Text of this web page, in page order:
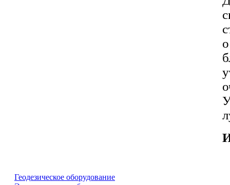
Геодезическое оборудование